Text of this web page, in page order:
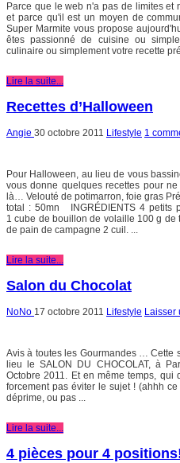
Parce que le web n'a pas de limites et
et parce qu'il est un moyen de
Super Marmite vous propose
êtes passionné de cuisine ou
culinaire ou simplement votre recette
Lire la suite...
Recettes d’Halloween
Angie 30 octobre 2011 Lifestyle 1
Pour Halloween, au lieu de vous
vous donne quelques recettes pour
là… Velouté de potimarron, foie gras
total : 50mn INGRÉDIENTS 4 petits
1 cube de bouillon de volaille 100 g
de pain de campagne 2 cuil. ...
Lire la suite...
Salon du Chocolat
NoNo 17 octobre 2011 Lifestyle Laisser
Avis à toutes les Gourmandes … Cette
lieu le SALON DU CHOCOLAT, à
Octobre 2011. Et en même temps, qui
forcement pas éviter le sujet ! (ahhh
déprime, ou pas ...
Lire la suite...
4 pièces pour 4